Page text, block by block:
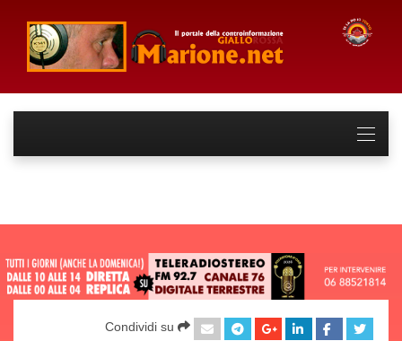
Condividi su